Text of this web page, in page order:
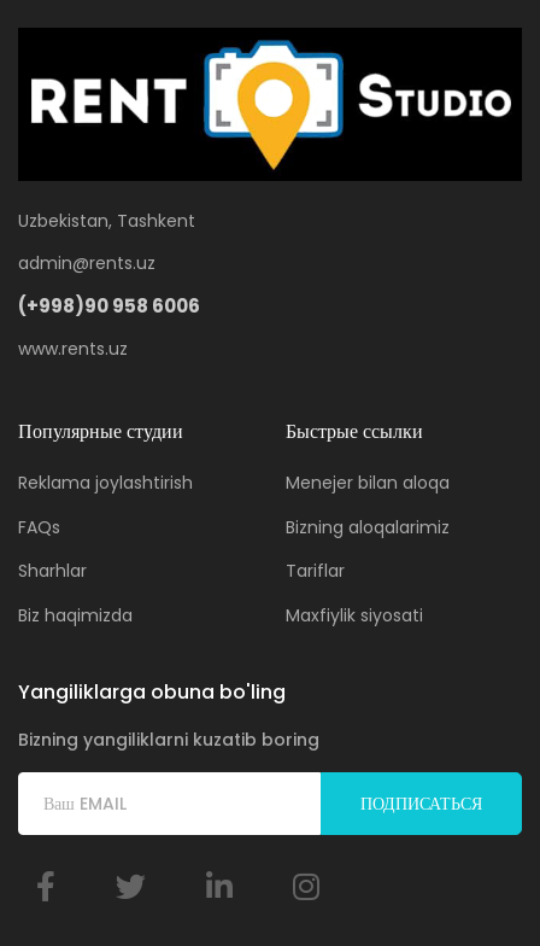
Uzbekistan, Tashkent
admin@rents.uz
(+998)90 958 6006
www.rents.uz
Популярные студии
Reklama joylashtirish
FAQs
Sharhlar
Biz haqimizda
Быстрые ссылки
Menejer bilan aloqa
Bizning aloqalarimiz
Tariflar
Maxfiylik siyosati
Yangiliklarga obuna bo'ling
Bizning yangiliklarni kuzatib boring